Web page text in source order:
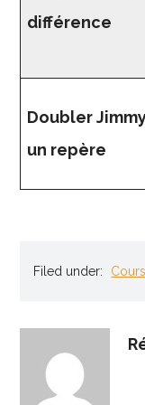
différence
Doubler
un repère
Filed under: